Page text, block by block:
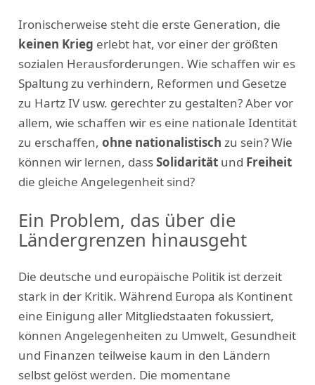
Ironischerweise steht die erste Generation, die
keinen Krieg erlebt hat, vor einer der größten
sozialen Herausforderungen. Wie schaffen wir es
Spaltung zu verhindern, Reformen und Gesetze
zu Hartz IV usw. gerechter zu gestalten? Aber vor
allem, wie schaffen wir es eine nationale Identität
zu erschaffen, ohne nationalistisch zu sein? Wie
können wir lernen, dassSolidaritätund Freiheit
die gleiche Angelegenheit sind?
Ein Problem, das über die
Ländergrenzen hinausgeht
Die deutsche und europäische Politik ist derzeit
stark in der Kritik. Während Europa als Kontinent
eine Einigung aller Mitgliedstaaten fokussiert,
können Angelegenheiten zu Umwelt, Gesundheit
und Finanzen teilweise kaum in den Ländern
selbst gelöst werden. Die momentane